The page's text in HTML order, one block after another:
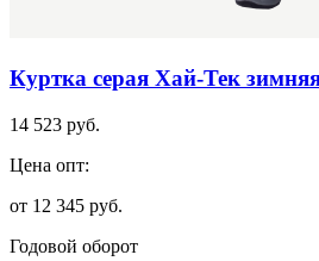
Куртка серая Хай-Тек
14 523 руб.
Цена опт:
от 12 345 руб.
Годовой оборот